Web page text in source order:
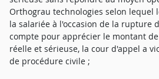
Orthograu technologies selon lequel
la salariée à l'occasion de la rupture
compte pour apprécier le montant
réelle et sérieuse, la cour d'appel a
de procédure civile ;